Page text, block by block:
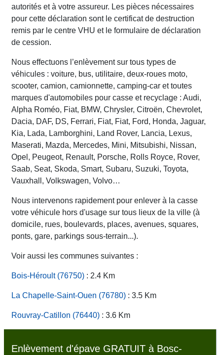
autorités et à votre assureur. Les pièces nécessaires
pour cette déclaration sont le certificat de destruction
remis par le centre VHU et le formulaire de déclaration
de cession.
Nous effectuons l’enlèvement sur tous types de
véhicules : voiture, bus, utilitaire, deux-roues moto,
scooter, camion, camionnette, camping-car et toutes
marques d'automobiles pour casse et recyclage : Audi,
Alpha Roméo, Fiat, BMW, Chrysler, Citroën, Chevrolet,
Dacia, DAF, DS, Ferrari, Fiat, Fiat, Ford, Honda, Jaguar,
Kia, Lada, Lamborghini, Land Rover, Lancia, Lexus,
Maserati, Mazda, Mercedes, Mini, Mitsubishi, Nissan,
Opel, Peugeot, Renault, Porsche, Rolls Royce, Rover,
Saab, Seat, Skoda, Smart, Subaru, Suzuki, Toyota,
Vauxhall, Volkswagen, Volvo…
Nous intervenons rapidement pour enlever à la casse
votre véhicule hors d'usage sur tous lieux de la ville (à
domicile, rues, boulevards, places, avenues, squares,
ponts, gare, parkings sous-terrain...).
Voir aussi les communes suivantes :
Bois-Héroult (76750) : 2.4 Km
La Chapelle-Saint-Ouen (76780) : 3.5 Km
Rouvray-Catillon (76440) : 3.6 Km
Enlèvement d'épave GRATUIT à Bosc-